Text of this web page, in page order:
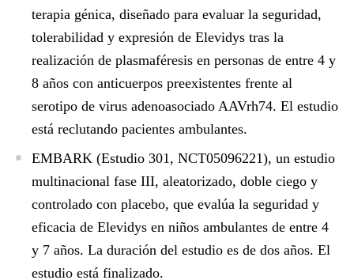
terapia génica, diseñado para evaluar la seguridad,
tolerabilidad y expresión de Elevidys tras la
realización de plasmaféresis en personas de entre 4 y
8 años con anticuerpos preexistentes frente al
serotipo de virus adenoasociado AAVrh74. El estudio
está reclutando pacientes ambulantes.
EMBARK (Estudio 301, NCT05096221), un estudio
multinacional fase III, aleatorizado, doble ciego y
controlado con placebo, que evalúa la seguridad y
eficacia de Elevidys en niños ambulantes de entre 4
y 7 años. La duración del estudio es de dos años. El
estudio está finalizado.